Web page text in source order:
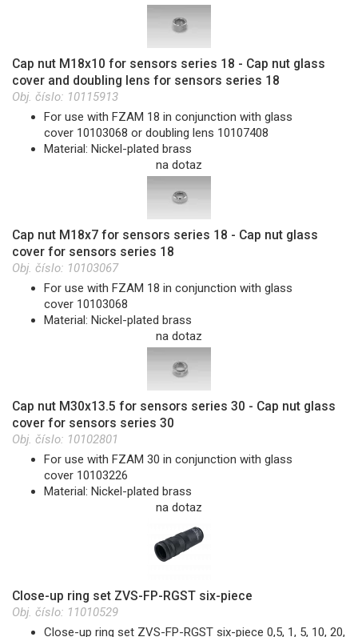
Cap nut M18x10 for sensors series 18 - Cap nut glass
cover and doubling lens for sensors series 18
Obj. číslo: 10115913
For use with FZAM 18 in conjunction with glass
cover 10103068 or doubling lens 10107408
Material: Nickel-plated brass
na dotaz
Cap nut M18x7 for sensors series 18 - Cap nut glass
cover for sensors series 18
Obj. číslo: 10103067
For use with FZAM 18 in conjunction with glass
cover 10103068
Material: Nickel-plated brass
na dotaz
Cap nut M30x13.5 for sensors series 30 - Cap nut glass
cover for sensors series 30
Obj. číslo: 10102801
For use with FZAM 30 in conjunction with glass
cover 10103226
Material: Nickel-plated brass
na dotaz
Close-up ring set ZVS-FP-RGST six-piece
Obj. číslo: 11010529
Close-up ring set ZVS-FP-RGST six-piece 0,5, 1, 5, 10, 20,